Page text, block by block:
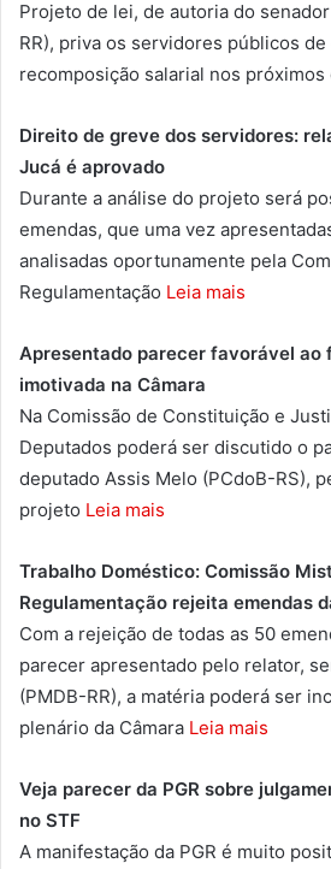
Projeto de lei, de autoria do
RR), priva os servidores públicos
recomposição salarial nos próximos
Direito de greve dos servidores:
Jucá é aprovado
Durante a análise do projeto será
emendas, que uma vez
analisadas oportunamente pela
Regulamentação Leia mais
Apresentado parecer favorável ao
imotivada na Câmara
Na Comissão de Constituição e
Deputados poderá ser discutido o
deputado Assis Melo (PCdoB-RS),
projeto Leia mais
Trabalho Doméstico: Comissão
Regulamentação rejeita emendas
Com a rejeição de todas as 50
parecer apresentado pelo relator,
(PMDB-RR), a matéria poderá ser
plenário da Câmara Leia mais
Veja parecer da PGR sobre
no STF
A manifestação da PGR é muito